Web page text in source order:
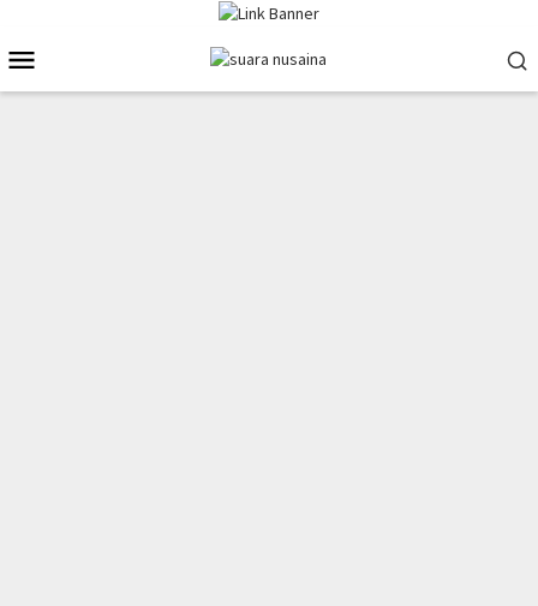
konten
Mobile